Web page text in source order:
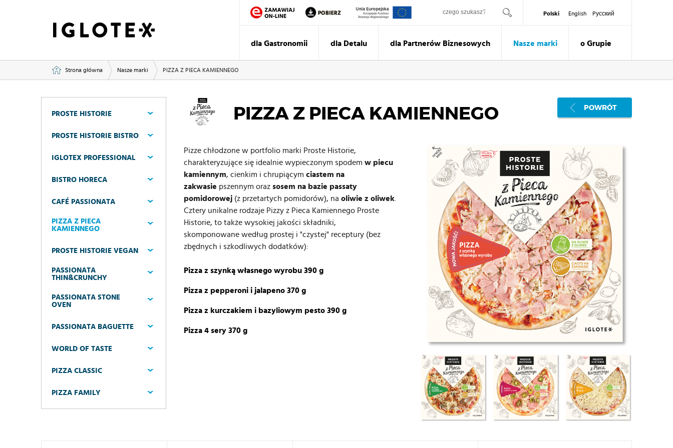
Polski English Pусский
dla Gastronomii dla Detalu dla Partnerów Biznesowych Nasze marki o Grupie
Strona główna Nasze marki PIZZA Z PIECA KAMIENNEGO
PROSTE HISTORIE
PROSTE HISTORIE BISTRO
IGLOTEX PROFESSIONAL
BISTRO HORECA
CAFÉ PASSIONATA
PIZZA Z PIECA
KAMIENNEGO
PROSTE HISTORIE VEGAN
PASSIONATA
THIN&CRUNCHY
PASSIONATA STONE
OVEN
PASSIONATA BAGUETTE
WORLD OF TASTE
PIZZA CLASSIC
PIZZA FAMILY
POWRÓT
PIZZA Z PIECA KAMIENNEGO
Pizze chłodzone w portfolio marki Proste Historie,
charakteryzujące się idealnie wypieczonym spodem w piecu
kamiennym, cienkim i chrupiącym ciastem na
zakwasie pszennym oraz sosem na bazie passaty
pomidorowej (z przetartych pomidorów), na oliwie z oliwek
Cztery unikalne rodzaje Pizzy z Pieca Kamiennego Proste
Historie, to także wysokiej jakości składniki,
skomponowane według prostej i "czystej" receptury (bez
zbędnych i szkodliwych dodatków):
Pizza z szynką własnego wyrobu 390 g
Pizza z pepperoni i jalapeno 370 g
Pizza z kurczakiem i bazyliowym pesto 390 g
Pizza 4 sery 370 g